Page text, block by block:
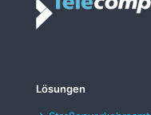
Lösungen